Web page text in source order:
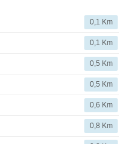
0,1 Km
0,1 Km
0,5 Km
0,5 Km
0,6 Km
0,8 Km